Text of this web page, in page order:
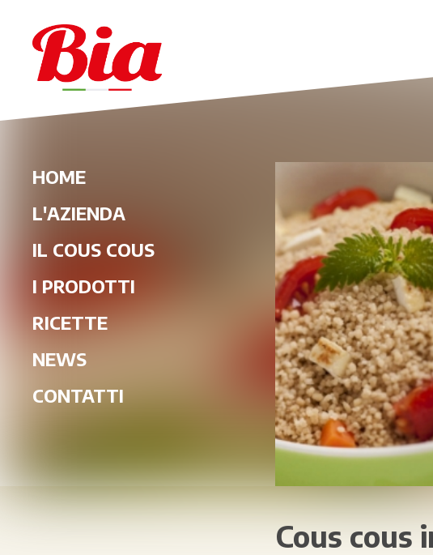
HOME
L'AZIENDA
IL COUS COUS
I PRODOTTI
RICETTE
NEWS
CONTATTI
Cous